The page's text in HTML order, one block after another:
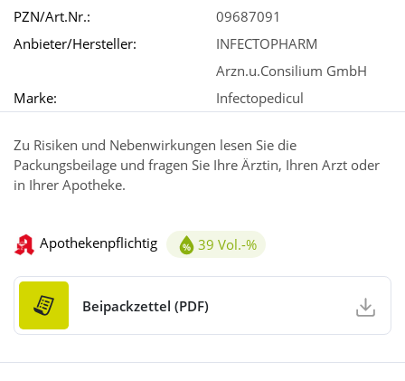
PZN/Art.Nr.:
09687091
Anbieter/Hersteller:
INFECTOPHARM
Arzn.u.Consilium GmbH
Marke:
Infectopedicul
Zu Risiken und Nebenwirkungen lesen Sie die
Packungsbeilage und fragen Sie Ihre Ärztin, Ihren Arzt oder
in Ihrer Apotheke.
Apothekenpflichtig 39 Vol.-%
Alkoholgehalt 39Vol.-%
Beipackzettel (PDF)